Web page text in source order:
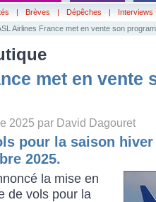
| Brèves | Dépêches |
Interviews
Airlines France met en vente son
met en vente
2025 par David Dagouret
pour la saison hiver
2025.
la mise en
de vols pour la